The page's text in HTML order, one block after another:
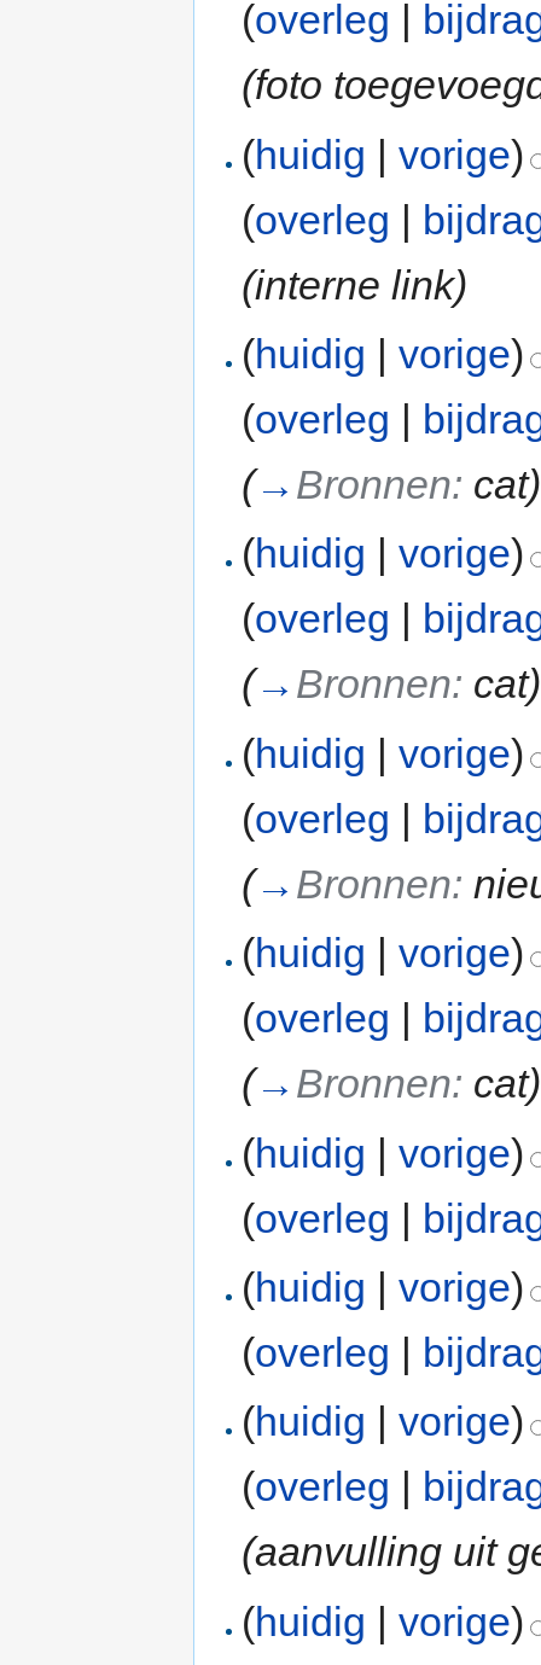
(overleg |
(foto
(huidig |vorige)
(overleg |
(interne link)
(huidig |vorige)
(overleg |
(→ Bronnen: cat)
(huidig |vorige)
(overleg
(→ Bronnen: cat)
(huidig |vorige)
(overleg |
(→ Bronnen:
(huidig |vorige)
(overleg |
(→ Bronnen: cat)
(huidig |vorige)
(overleg |
(huidig |vorige)
(overleg |
(huidig |vorige)
(overleg
(aanvulling uit
(huidig |vorige)